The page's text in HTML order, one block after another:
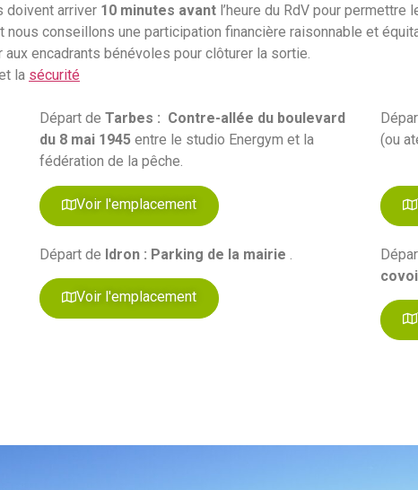
doivent arriver 10 minutes avant l’heure du RdV pour permettre
conseillons une participation financière raisonnable et
encadrants bénévoles pour clôturer la sortie.
la sécurité
Départ de Tarbes : Contre-allée du boulevard
du 8 mai 1945 entre le studio Energym et la
fédération de la pêche.
Voir l'emplacement
(ou
Départ de Idron : Parking de la mairie
Voir l'emplacement